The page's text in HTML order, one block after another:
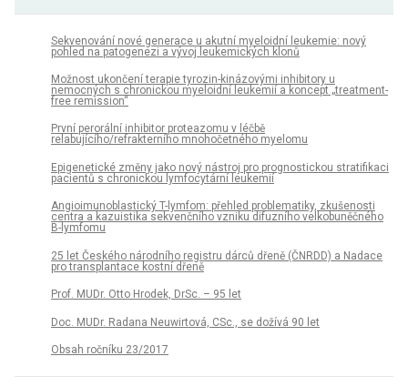
Sekvenování nové generace u akutní myeloidní leukemie: nový
pohled na patogenezi a vývoj leukemických klonů
Možnost ukončení terapie tyrozin-kinázovými inhibitory u
nemocných s chronickou myeloidní leukemií a koncept „treatment-
free remission“
První perorální inhibitor proteazomu v léčbě
relabujícího/refrakterního mnohočetného myelomu
Epigenetické změny jako nový nástroj pro prognostickou stratifikaci
pacientů s chronickou lymfocytární leukemií
Angioimunoblastický T-lymfom: přehled problematiky, zkušenosti
centra a kazuistika sekvenčního vzniku difuzního velkobuněčného
B-lymfomu
25 let Českého národního registru dárců dřeně (ČNRDD) a Nadace
pro transplantace kostní dřeně
Prof. MUDr. Otto Hrodek, DrSc. – 95 let
Doc. MUDr. Radana Neuwirtová, CSc., se dožívá 90 let
Obsah ročníku 23/2017